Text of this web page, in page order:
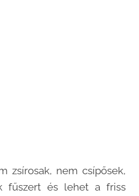
zsírosak, nem csípősek,
fűszert és lehet a friss